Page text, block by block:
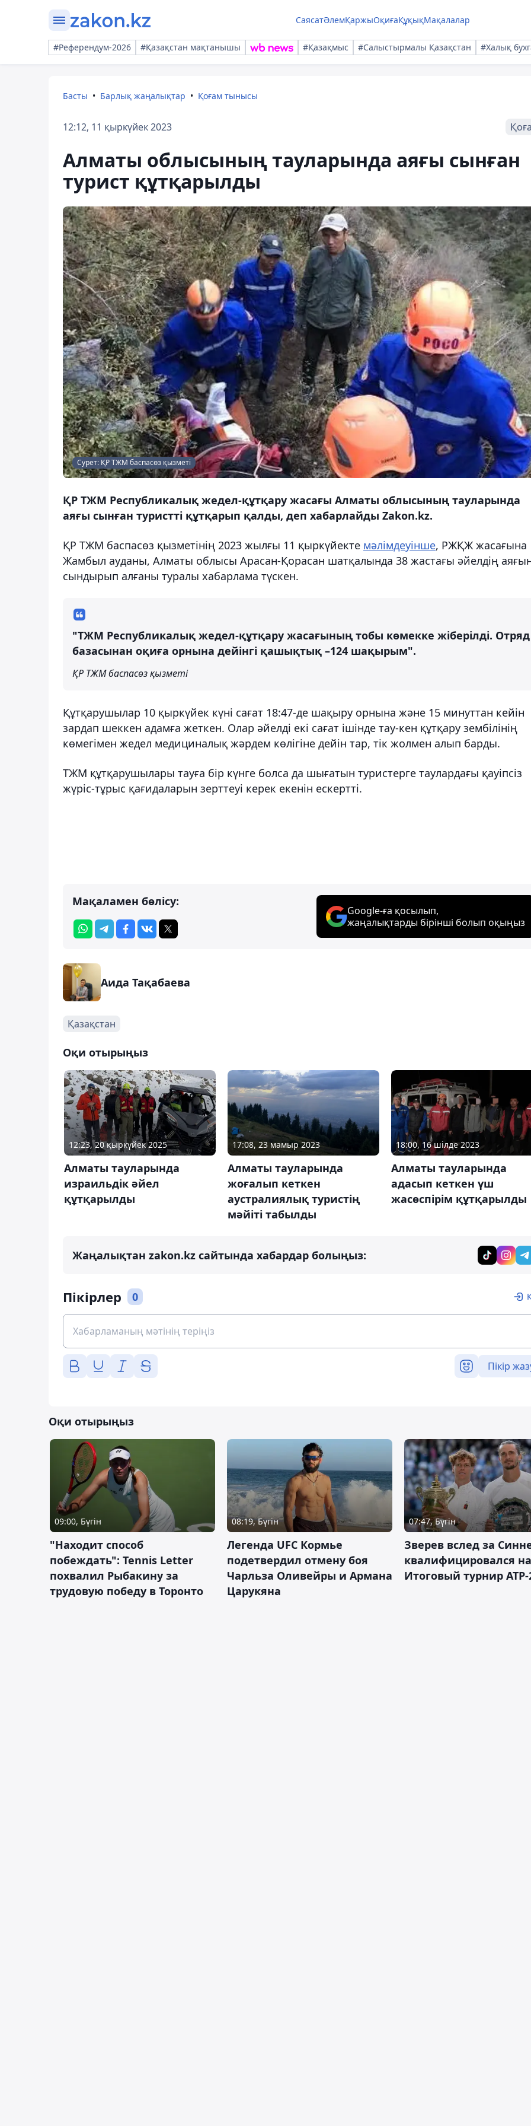
СаясатӘлемҚаржыОқиғаҚұқықМақалалар
#Референдум-2026 #Қазақстан мақтанышы #Қазақмыс #Салыстырмалы Қазақстан #Халық
Басты Барлық жаңалықтар Қоғам тынысы
12:12, 11 қыркүйек 2023
Алматы облысының тауларында аяғы сынған
турист құтқарылды
Сурет: ҚР ТЖМ баспасөз қызметі
ҚР ТЖМ Республикалық жедел-құтқару жасағы Алматы облысының тауларында
аяғы сынған туристті құтқарып қалды, деп хабарлайды Zakon.kz.
ҚР ТЖМ баспасөз қызметінің 2023 жылғы 11 қыркүйекте мәлімдеуінше, РЖҚЖ жасағына
Жамбыл ауданы, Алматы облысы Арасан-Қорасан шатқалында 38 жастағы әйелдің
сындырып алғаны туралы хабарлама түскен.
"ТЖМ Республикалық жедел-құтқару жасағының тобы көмекке жіберілді. Отряд
базасынан оқиға орнына дейінгі қашықтық –124 шақырым".
ҚР ТЖМ баспасөз қызметі
Құтқарушылар 10 қыркүйек күні сағат 18:47-де шақыру орнына және 15 минуттан кейін
зардап шеккен адамға жеткен. Олар әйелді екі сағат ішінде тау-кен құтқару зембілінің
көмегімен жедел медициналық жәрдем көлігіне дейін тар, тік жолмен алып барды.
ТЖМ құтқарушылары тауға бір күнге болса да шығатын туристерге таулардағы қауіпсіз
жүріс-тұрыс қағидаларын зерттеуі керек екенін ескертті.
Мақаламен бөлісу:
Google-ға қосылып,
жаңалықтарды бірінші болып оқыңыз
Аида Тақабаева
Қазақстан
Оқи отырыңыз
12:23, 20 қыркүйек 2025
Алматы тауларында
израильдік әйел
құтқарылды
17:08, 23 мамыр 2023
Алматы тауларында
жоғалып кеткен
аустралиялық туристің
мәйіті табылды
18:00, 16 шілде 2023
Алматы тауларында
адасып кеткен үш
жасөспірім құтқарылды
Жаңалықтан zakon.kz сайтында хабардар болыңыз:
Пікірлер 0
Пікір
Оқи отырыңыз
09:00, Бүгін
"Находит способ
побеждать": Tennis Letter
похвалил Рыбакину за
трудовую победу в Торонто
08:19, Бүгін
Легенда UFC Кормье
подетвердил отмену боя
Чарльза Оливейры и Армана
Царукяна
07:47, Бүгін
Зверев вслед за
квалифицировался на
Итоговый турнир ATP-